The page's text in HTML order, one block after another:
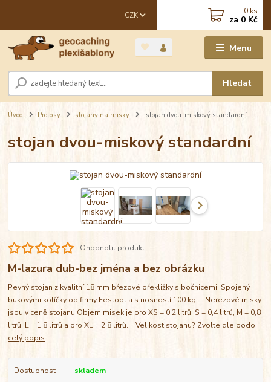
Menu
CZK
Hledat
0 ks
za 0 Kč
Úvod Pro psy stojany na misky stojan dvou-miskový standardní
stojan dvou-miskový standardní
Ohodnotit produkt
M-lazura dub-bez jména a bez obrázku
Pevný stojan z kvalitní 18 mm březové překližky s bočnicemi. Spojený
bukovými kolíčky od firmy Festool a s nosností 100 kg. Nerezové misky
jsou v ceně stojanu Objem misek je pro XS = 0,2 litrů, S = 0,4 litrů, M = 0,8
litrů, L = 1,8 litrů a pro XL = 2,8 litrů. Velikost stojanu? Zvolte dle podo...
celý popis
Dostupnost
skladem